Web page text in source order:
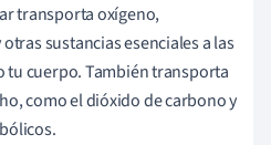
transporta oxígeno,
sustancias esenciales a las
tu cuerpo. También transporta
como el dióxido de carbono y